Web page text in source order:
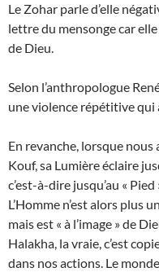
Le Zohar parle d’elle
lettre du mensonge car
de Dieu.
Selon l’anthropologue
une violence répétitive qui
En revanche, lorsque
Kouf, sa Lumière éclaire
c’est-à-dire jusqu’au «
L’Homme n’est alors plus
mais est « à l’image » de
Halakha, la vraie, c’est
dans nos actions. Le